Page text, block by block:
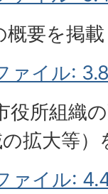
要を掲
ァイル:
役所組織
拡大等
ァイル: